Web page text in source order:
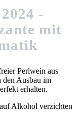
-
mit
Perlwein aus
den Ausbau im
erhalten.
Alkohol verzichten